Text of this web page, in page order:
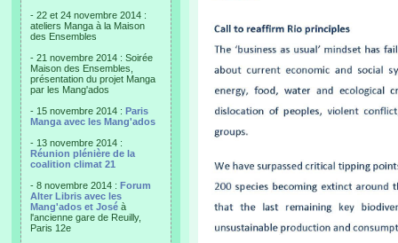
- 22 et 24 novembre 2014 :
ateliers Manga à la Maison
des Ensembles
- 21 novembre 2014 : Soirée
Maison des Ensembles,
présentation du projet Manga
par les Mang'ados
- 15 novembre 2014 : Paris
Manga avec les Mang'ados
- 13 novembre 2014 :
Réunion plénière de la
coalition climat 21
- 8 novembre 2014 : Forum
Alter Libris avec les
Mang'ados et José à
l'ancienne gare de Reuilly,
Paris 12e